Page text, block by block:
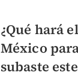
¿Qué hará
México
subaste